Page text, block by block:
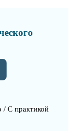
/ С практикой